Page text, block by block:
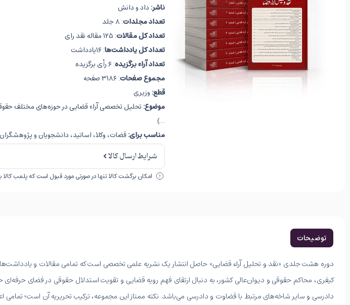
ناشر: داد و دانش
تعداد مجلدات: ۸ جلد
تعداد کل مقالات: ۱۲۵ مقاله نقد رای
تعداد کل یادداشت‌ها: ۱۶یادداشت
تعداد آراء برگزیده: ۶ رأی برگزیده
مجموع صفحات: ۳۱۸۶ صفحه
قطع: وزیری
موضوع: تحلیل تخصصی آراء قضایی در حوزه‌های مختلف
…)
مناسب برای:قضات، وکلا، اساتید، دانشجویان و
شرایط ارسال کالا
امکان برگشت کالا تنها در صورتی مورد قبول است که پلمب کالا
توضیحات
دوره هشت جلدی «نقد و تحلیل آراء قضایی» حاصل انتشار یک نشریه علمی تخصصی است که تمامی مقالات و
کیفری، محاکم حقوقی و دیوان‌عالی کشور، به دنبال ارتقای فهم رویه قضایی و تقویت استدلال حقوقی در فضای
دادرسی و سایر شاخه‌های مرتبط با قضاوت و دادرسی می‌باشد. نکته ممتاز این مجموعه، ترکیب تحریریه آن است؛